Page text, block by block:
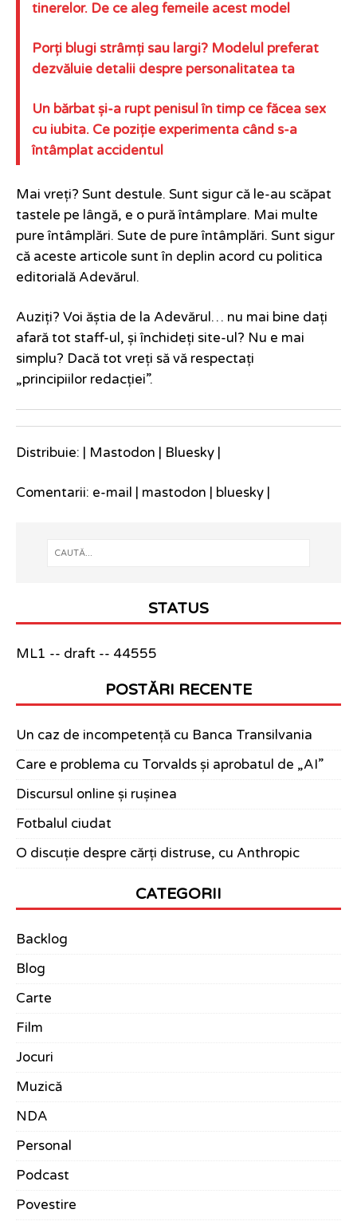
tinerelor. De ce aleg femeile acest model
Porți blugi strâmți sau largi? Modelul preferat
dezvăluie detalii despre personalitatea ta
Un bărbat și-a rupt penisul în timp ce făcea sex
cu iubita. Ce poziție experimenta când s-a
întâmplat accidentul
Mai vreți? Sunt destule. Sunt sigur că le-au scăpat
tastele pe lângă, e o pură întâmplare. Mai multe
pure întâmplări. Sute de pure întâmplări. Sunt sigur
că aceste articole sunt în deplin acord cu politica
editorială Adevărul.
Auziți? Voi ăștia de la Adevărul… nu mai bine dați
afară tot staff-ul, și închideți site-ul? Nu e mai
simplu? Dacă tot vreți să vă respectați
„principiilor redacției”.
Distribuie: | Mastodon Bluesky
Comentarii: e-mail mastodon bluesky
STATUS
ML1 -- draft -- 44555
POSTĂRI RECENTE
Un caz de incompetență cu Banca Transilvania
Care e problema cu Torvalds și aprobatul de „AI”
Discursul online și rușinea
Fotbalul ciudat
O discuție despre cărți distruse, cu Anthropic
CATEGORII
Backlog
Blog
Carte
Film
Jocuri
Muzică
NDA
Personal
Podcast
Povestire